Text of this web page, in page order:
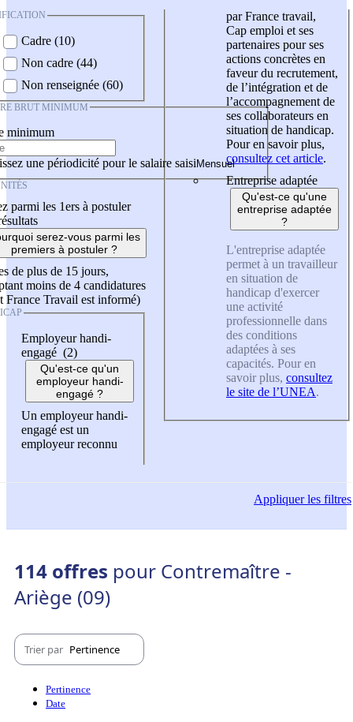
Cadre (10)
Non cadre (44)
Non renseignée (60)
BRUT MINIMUM
minimum
une périodicité pour le salaire saisi
parmi les 1ers à postuler
serez-vous parmi les
premiers à postuler ?
de plus de 15 jours,
moins de 4 candidatures
France Travail est informé)
Employeur handi-
engagé (2)
Qu'est-ce qu'un
employeur handi-
engagé ?
Un employeur handi-
engagé est un
employeur reconnu
par France travail,
Cap emploi et ses
partenaires pour ses
actions concrètes en
faveur du recrutement,
de l’intégration et de
l’accompagnement de
ses collaborateurs en
situation de handicap.
Pour en savoir plus,
consultez cet article.
Entreprise adaptée
Qu'est-ce qu'une
entreprise adaptée
?
L'entreprise adaptée
permet à un travailleur
en situation de
handicap d'exercer
une activité
professionnelle dans
des conditions
adaptées à ses
capacités. Pour en
savoir plus, consultez
le site de l’UNEA.
Appliquerles filtres
114 offres pour Contremaître -
Ariège (09)
Trier par Pertinence
Pertinence
Date